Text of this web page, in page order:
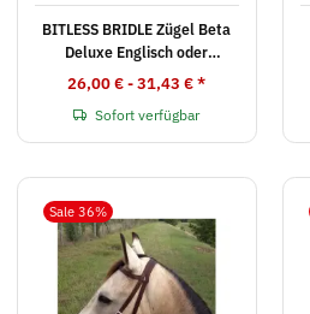
BITLESS BRIDLE Zügel Beta
Deluxe Englisch oder
Western
26,00 € -31,43 €*
Sofort verfügbar
Sale 36%